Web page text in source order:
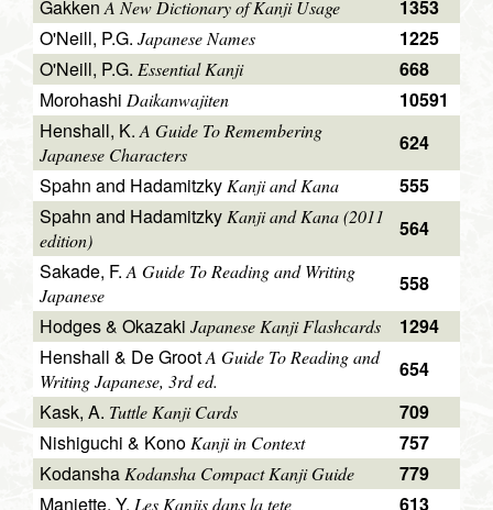
GakkenA New Dictionary of Kanji Usage
1353
O'Neill, P.G. Japanese Names
1225
O'Neill, P.G. Essential Kanji
668
Morohashi Daikanwajiten
10591
Henshall, K.A Guide To Remembering
Japanese Characters
624
Spahn and HadamitzkyKanji and Kana
555
Spahn and HadamitzkyKanji and Kana (2011
edition)
564
Sakade, F.A Guide To Reading and Writing
Japanese
558
Hodges & Okazaki Japanese Kanji Flashcards
1294
Henshall & De GrootA Guide To Reading and
Writing Japanese, 3rd ed.
654
Kask, A. Tuttle Kanji Cards
709
Nishiguchi & KonoKanji in Context
757
KodanshaKodansha Compact Kanji Guide
779
Maniette, Y. Les Kanjis dans la tete 613